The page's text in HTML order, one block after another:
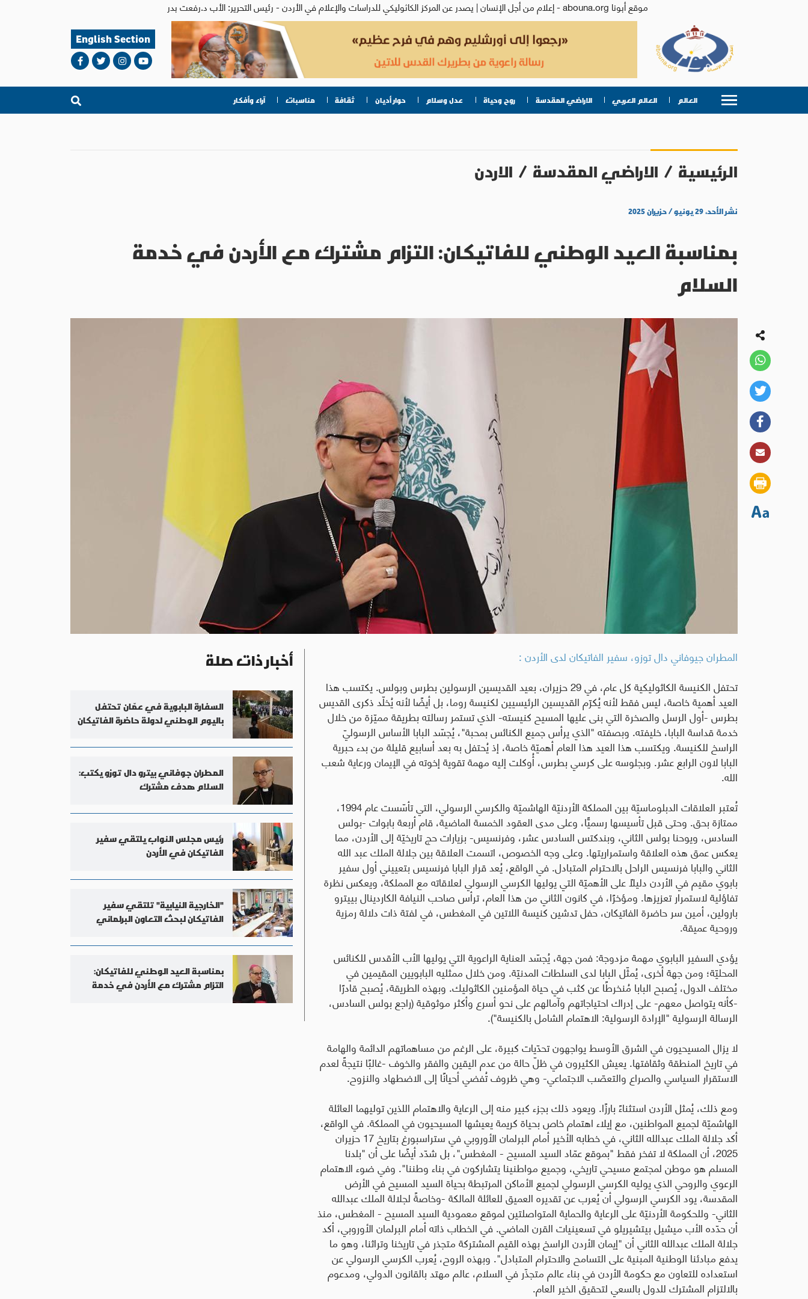
موقع أبونا abouna.org - إعلام من أجل الإنسان | يصدر عن المركز الكاثوليكي للدراسات والإعلام في الأردن - رئيس التحرير: الأب د.رفعت بدر
English Section
العالم العالم العربي الاراضي المقدسة روح وحياة عدل وسلام حوار أديان ثقافة مناسبات آراء وأفكار
الرئيسية / الاراضي المقدسة / الاردن
نشر الأحد، ٢٩ يونيو / حزيران ٢٠٢٥
بمناسبة العيد الوطني للفاتيكان: التزام مشترك مع الأردن في خدمة
السلام
المطران جيوفاني دال توزو، سفير الفاتيكان لدى الأردن :
تحتفل الكنيسة الكاثوليكية كل عام، في 29 حزيران، بعيد القديسين الرسولين بطرس وبولس. يكتسب هذا
العيد أهمية خاصة، ليس فقط لأنه يُكرّم القديسين الرئيسيين لكنيسة روما، بل أيضًا لأنه يُخلّد ذكرى القديس
بطرس -أول الرسل والصخرة التي بنى عليها المسيح كنيسته- الذي تستمر رسالته بطريقة مميّزة من خلال
خدمة قداسة البابا، خليفته. وبصفته "الذي يرأس جميع الكنائس بمحبة"، يُجسّد البابا الأساس الرسوليّ
الراسخ للكنيسة. ويكتسب هذا العيد هذا العام أهميّة خاصة، إذ يُحتفل به بعد أسابيع قليلة من بدء حبرية
البابا لاون الرابع عشر. وبجلوسه على كرسي بطرس، أُوكلت إليه مهمة تقوية إخوته في الإيمان ورعاية شعب
الله.
تُعتبر العلاقات الدبلوماسيّة بين المملكة الأردنيّة الهاشميّة والكرسي الرسولي، التي تأسّست عام 1994،
ممتازة بحق. وحتى قبل تأسيسها رسميًّا، وعلى مدى العقود الخمسة الماضية، قام أربعة بابوات -بولس
السادس، ويوحنا بولس الثاني، وبندكتس السادس عشر، وفرنسيس- بزيارات حج تاريخيّة إلى الأردن، مما
يعكس عمق هذه العلاقة واستمراريتها. وعلى وجه الخصوص، اتسمت العلاقة بين جلالة الملك عبد الله
الثاني والبابا فرنسيس الراحل بالاحترام المتبادل. في الواقع، يُعد قرار البابا فرنسيس بتعييني أول سفير
بابوي مقيم في الأردن دليلاً على الأهميّة التي يوليها الكرسي الرسولي لعلاقاته مع المملكة، ويعكس نظرة
تفاؤلية لاستمرار تعزيزها. ومؤخرًا، في كانون الثاني من هذا العام، ترأس صاحب النيافة الكاردينال بييترو
بارولين، أمين سر حاضرة الفاتيكان، حفل تدشين كنيسة اللاتين في المغطس، في لفتة ذات دلالة رمزية
وروحية عميقة.
يؤدي السفير البابوي مهمة مزدوجة: فمن جهة، يُجسّد العناية الراعوية التي يوليها الأب الأقدس للكنائس
المحليّة؛ ومن جهة أخرى، يُمثّل البابا لدى السلطات المدنيّة. ومن خلال ممثليه البابويين المقيمين في
مختلف الدول، يُصبح البابا مُنخرطًا عن كثب في حياة المؤمنين الكاثوليك. وبهذه الطريقة، يُصبح قادرًا
-كأنه يتواصل معهم- على إدراك احتياجاتهم وآمالهم على نحو أسرع وأكثر موثوقية (راجع بولس السادس،
الرسالة الرسولية "الإرادة الرسولية: الاهتمام الشامل بالكنيسة").
لا يزال المسيحيون في الشرق الأوسط يواجهون تحدّيات كبيرة، على الرغم من مساهماتهم الدائمة والهامة
في تاريخ المنطقة وثقافتها. يعيش الكثيرون في ظلّ حالة من عدم اليقين والفقر والخوف -غالبًا نتيجةً لعدم
الاستقرار السياسي والصراع والتعصّب الاجتماعي- وهي ظروف تُفضي أحيانًا إلى الاضطهاد والنزوح.
ومع ذلك، يُمثل الأردن استثناءً بارزًا. ويعود ذلك بجزء كبير منه إلى الرعاية والاهتمام اللذين توليهما العائلة
الهاشميّة لجميع المواطنين، مع إيلاء اهتمام خاص بحياة كريمة يعيشها المسيحيون في المملكة. في الواقع،
أكد جلالة الملك عبدالله الثاني، في خطابه الأخير أمام البرلمان الأوروبي في ستراسبورغ بتاريخ 17 حزيران
2025، أن المملكة لا تفخر فقط "بموقع عمّاد السيد المسيح - المغطس"، بل شدّد أيضًا على أن "بلدنا
المسلم هو موطن لمجتمع مسيحي تاريخي، وجميع مواطنينا يتشاركون في بناء وطننا". وفي ضوء الاهتمام
الرعوي والروحي الذي يوليه الكرسي الرسولي لجميع الأماكن المرتبطة بحياة السيد المسيح في الأرض
المقدسة، يود الكرسي الرسولي أن يُعرب عن تقديره العميق للعائلة المالكة -وخاصةً لجلالة الملك عبدالله
الثاني- وللحكومة الأردنيّة على الرعاية والحماية المتواصلتين لموقع معمودية السيد المسيح - المغطس، منذ
أن حدّده الأب ميشيل بيتشيريلو في تسعينيات القرن الماضي. في الخطاب ذاته أمام البرلمان الأوروبي، أكد
جلالة الملك عبدالله الثاني أن "إيمان الأردن الراسخ بهذه القيم المشتركة متجذر في تاريخنا وتراثنا، وهو ما
يدفع مبادئنا الوطنية المبنية على التسامح والاحترام المتبادل". وبهذه الروح، يُعرب الكرسي الرسولي عن
استعداده للتعاون مع حكومة الأردن في بناء عالم متجذّر في السلام، عالم مهتد بالقانون الدولي، ومدعوم
بالالتزام المشترك للدول بالسعي لتحقيق الخير العام.
أخبار ذات صلة
السفارة البابوية في عمّان تحتفل
باليوم الوطني لدولة حاضرة الفاتيكان
المطران جوفاني بيترو دال توزو يكتب:
السلام هدف مشترك
رئيس مجلس النواب يلتقي سفير
الفاتيكان في الأردن
"الخارجية النيابية" تلتقي سفير
الفاتيكان لبحث التعاون البرلماني
بمناسبة العيد الوطني للفاتيكان:
التزام مشترك مع الأردن في خدمة